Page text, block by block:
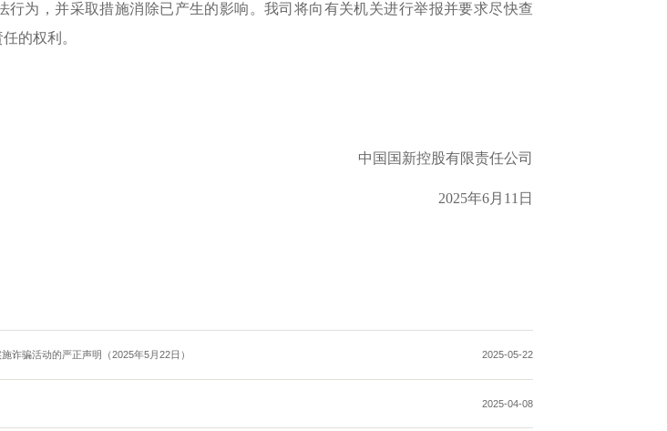
行为，并采取措施消除已产生的影响。我司将向有关机关进行举报并要求尽快查
的权利。
中国国新控股有限责任公司
2025年6月11 日
诈骗活动的严正声明（2025年5月22日） 2025-05-22
2025-04-08